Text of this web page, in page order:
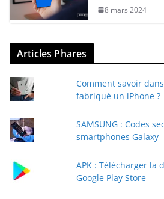
8 mars 2024
Articles Phares
Comment savoir
fabriqué un iPhone ?
SAMSUNG : Codes
smartphones Galaxy
APK : Télécharger la
Google Play Store